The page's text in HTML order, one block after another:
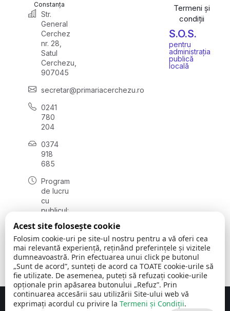
Constanța
Str.
General
Cerchez
nr. 28,
Satul
Cerchezu,
907045
secretar@primariacerchezu.ro
0241
780
204
0374
918
685
Program
de lucru
cu
publicul:
08:00 -
16:30
, vineri:
08:00 -
14:00
Termeni și
condiții
S.O.S.
pentru
administrația
publică
locală
Concept realizat de Big Media Relații Publice SRL
Acest site folosește cookie
Folosim cookie-uri pe site-ul nostru pentru a vă oferi cea
mai relevantă experiență, reținând preferințele și vizitele
dumneavoastră. Prin efectuarea unui click pe butonul
„Sunt de acord”, sunteți de acord ca TOATE cookie-urile să
fie utilizate. De asemenea, puteți să refuzați cookie-urile
opționale prin apăsarea butonului „Refuz”. Prin
continuarea accesării sau utilizării Site-ului web vă
exprimați acordul cu privire la Termeni și Condiții.